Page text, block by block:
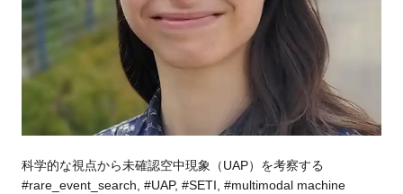
科学的な視点から未確認空中現象（UAP）を考察する
#rare_event_search, #UAP, #SETI, #multimodal machine